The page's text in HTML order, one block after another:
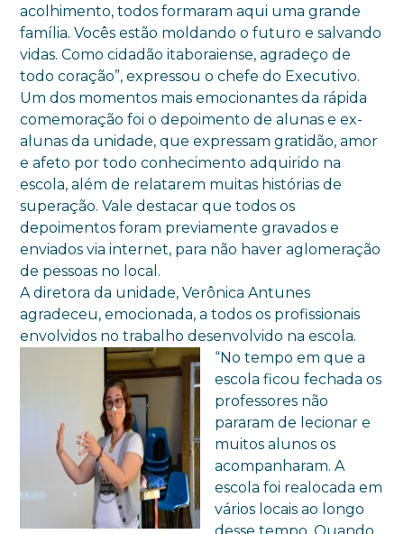
acolhimento, todos formaram aqui uma grande
família. Vocês estão moldando o futuro e salvando
vidas. Como cidadão itaboraiense, agradeço de
todo coração”, expressou o chefe do Executivo.
Um dos momentos mais emocionantes da rápida
comemoração foi o depoimento de alunas e ex-
alunas da unidade, que expressam gratidão, amor
e afeto por todo conhecimento adquirido na
escola, além de relatarem muitas histórias de
superação. Vale destacar que todos os
depoimentos foram previamente gravados e
enviados via internet, para não haver aglomeração
de pessoas no local.
A diretora da unidade, Verônica Antunes
agradeceu, emocionada, a todos os profissionais
envolvidos no trabalho desenvolvido na escola.
“No tempo em que a
escola ficou fechada os
professores não
pararam de lecionar e
muitos alunos os
acompanharam. A
escola foi realocada em
vários locais ao longo